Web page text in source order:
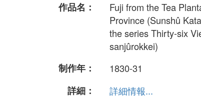
作品名：
Fuji from the Tea
Province (Sunshû
the series Thirty-six
sanjûrokkei)
制作年：
1830-31
詳細：
詳細情報...